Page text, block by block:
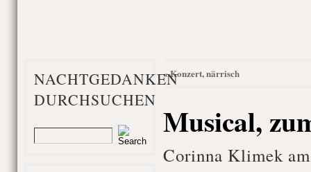
NACHTGEDANKEN
DURCHSUCHEN
«Konzert, närrisch
Musical,
Corinna Klimek